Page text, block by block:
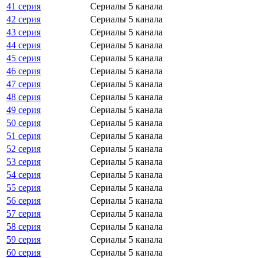
41 серия
Сериалы 5 канала
42 серия
Сериалы 5 канала
43 серия
Сериалы 5 канала
44 серия
Сериалы 5 канала
45 серия
Сериалы 5 канала
46 серия
Сериалы 5 канала
47 серия
Сериалы 5 канала
48 серия
Сериалы 5 канала
49 серия
Сериалы 5 канала
50 серия
Сериалы 5 канала
51 серия
Сериалы 5 канала
52 серия
Сериалы 5 канала
53 серия
Сериалы 5 канала
54 серия
Сериалы 5 канала
55 серия
Сериалы 5 канала
56 серия
Сериалы 5 канала
57 серия
Сериалы 5 канала
58 серия
Сериалы 5 канала
59 серия
Сериалы 5 канала
60 серия
Сериалы 5 канала